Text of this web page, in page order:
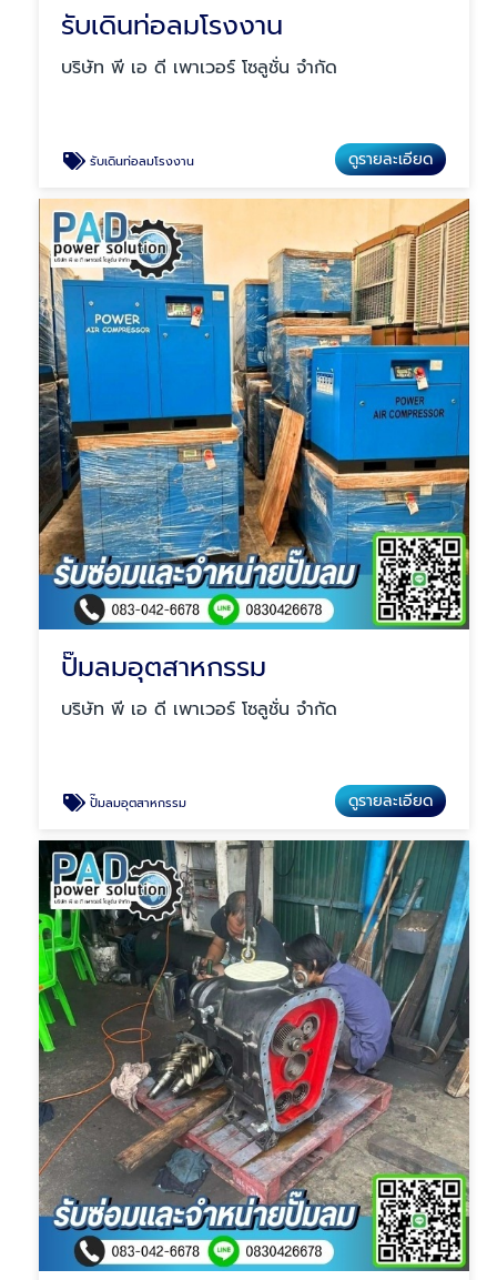
รับเดินท่อลมโรงงาน
บริษัท พี เอ ดี เพาเวอร์ โซลูชั่น จำกัด
รับเดินท่อลมโรงงาน ดูรายละเอียด
ปั๊มลมอุตสาหกรรม
บริษัท พี เอ ดี เพาเวอร์ โซลูชั่น จำกัด
ปั๊มลมอุตสาหกรรม ดูรายละเอียด